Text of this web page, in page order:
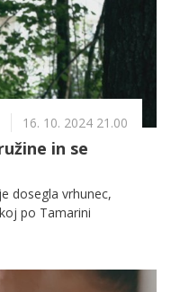
16. 10. 2024 21.00
in se
dosegla vrhunec,
po Tamarini